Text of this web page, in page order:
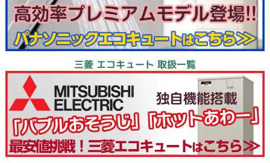
三菱 エコキュート 取扱一覧